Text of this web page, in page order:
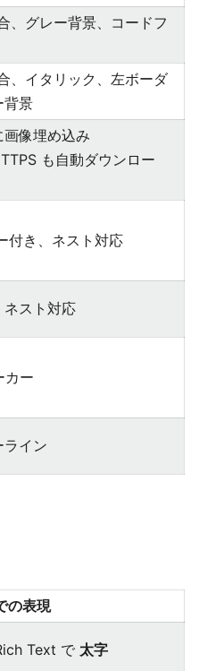
、グレー背景、コードフ
、イタリック、左ボーダ
背景
画像埋め込み
も自動ダウンロー
付き、ネスト対応
ネスト対応
ー
ライン
の表現
Text で 太字